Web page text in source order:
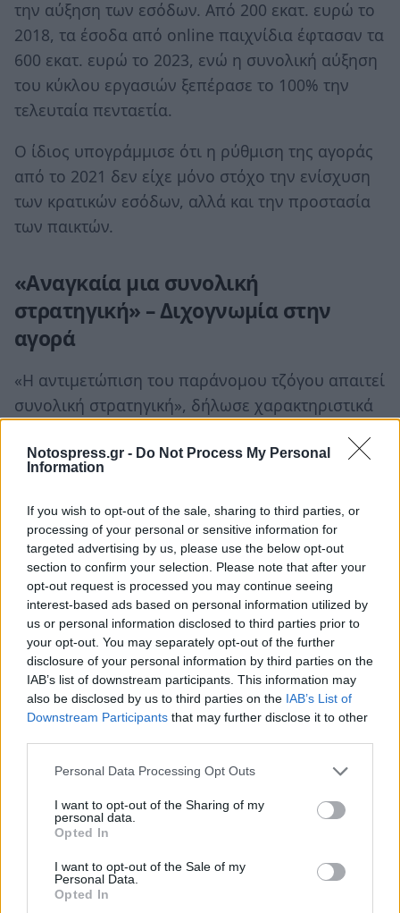
Notospress.gr - Do Not Process My Personal
Information
If you wish to opt-out of the sale, sharing to third parties, or
processing of your personal or sensitive information for
targeted advertising by us, please use the below opt-out
section to confirm your selection. Please note that after your
opt-out request is processed you may continue seeing
interest-based ads based on personal information utilized by
us or personal information disclosed to third parties prior to
your opt-out. You may separately opt-out of the further
disclosure of your personal information by third parties on the
IAB’s list of downstream participants. This information may
also be disclosed by us to third parties on the IAB’s List of
Downstream Participants that may further disclose it to other
Personal Data Processing Opt Outs
I want to opt-out of the Sharing of my
personal data.
Opted In
I want to opt-out of the Sale of my
Personal Data.
Opted In
την αύξηση των εσόδων. Από 200 εκατ. ευρώ το
2018, τα έσοδα από online παιχνίδια έφτασαν τα
600 εκατ. ευρώ το 2023, ενώ η συνολική αύξηση
του κύκλου εργασιών ξεπέρασε το 100% την
τελευταία πενταετία.
Ο ίδιος υπογράμμισε ότι η ρύθμιση της αγοράς
από το 2021 δεν είχε μόνο στόχο την ενίσχυση
των κρατικών εσόδων, αλλά και την προστασία
των παικτών.
«Αναγκαία μια συνολική
στρατηγική» – Διχογνωμία στην
αγορά
«Η αντιμετώπιση του παράνομου τζόγου απαιτεί
συνολική στρατηγική», δήλωσε χαρακτηριστικά
Επιτροπή έχει επικεντρωθεί από το 2023 και σε
διαδικτύου, που είναι «ο βασικός μοχλός του
προβλήματος».
Ωστόσο,αντιδράσειςέχουν προκαλέσει οι
προτάσεις για το νέο οργανισμό. Παράγοντες
της αγοράς εκτιμούν ότι η δημιουργία νέου
φορέα ενδέχεται νααυξήσει τη γραφειοκρατία
και νααποδυναμώσει τον ρόλο της ΕΕΕΠ,
υποστηρίζοντας ότι η Επιτροπή θα έπρεπε να
αναλάβειεσωτερικά τον συντονισμότων
ελέγχων.
Ακολουθήστε τοnotospress.gr